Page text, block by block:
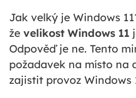
Jak velký je Windows
že velikost Windows 11
Odpověď je ne. Tento
požadavek na místo na
zajistit provoz Windows